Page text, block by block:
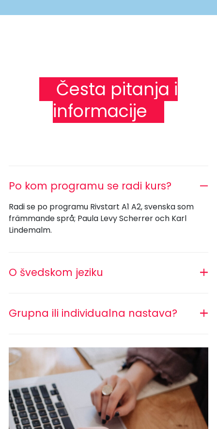
Česta pitanja i
informacije
Po kom programu se radi kurs?
Radi se po programu Rivstart A1 A2, svenska som
främmande språ; Paula Levy Scherrer och Karl
Lindemalm.
O švedskom jeziku
Grupna ili individualna nastava?